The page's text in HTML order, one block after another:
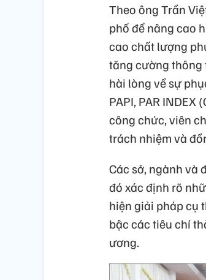
Theo ông Trần
phố để nâng cao
cao chất lượng
tăng cường thông
hài lòng về sự
PAPI, PAR
công chức, viên
trách nhiệm và
Các sở, ngành và
đó xác định rõ
hiện giải pháp cụ
bậc các tiêu chí
ương.